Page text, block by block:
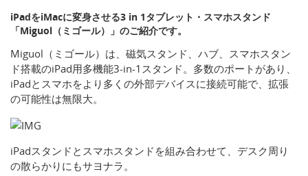
iPadをiMacに変身させる3 in 1タブレット・スマホスタンド
「Miguol（ミゴール）」のご紹介です。
Miguol（ミゴール）は、磁気スタンド、ハブ、スマホスタン
ド搭載のiPad用多機能3-in-1スタンド。多数のポートがあり、
iPadとスマホをより多くの外部デバイスに接続可能で、拡張
の可能性は無限大。
iPadスタンドとスマホスタンドを組み合わせて、デスク周り
の散らかりにもサヨナラ。